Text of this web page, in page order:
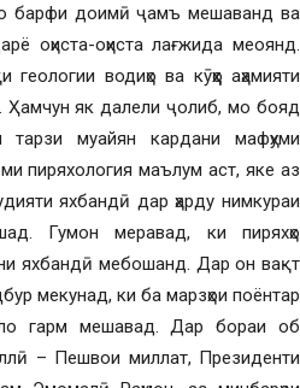
барфи доимӣ ҷамъ мешаванд ва
оҳиста-оҳиста лағжида меоянд.
водиҳо ва кӯҳҳо аҳамияти
Ҳамчун як далели ҷолиб, мо бояд
муайян кардани мафҳуми
пиряхология маълум аст, яке аз
яхбандӣ дар ҳарду нимкураи
Гумон меравад, ки пиряхҳо
яхбандӣ мебошанд. Дар он вақт
мекунад, ки ба марзҳои поёнтар
гарм мешавад. Дар бораи об
– Пешвои миллат, Президенти